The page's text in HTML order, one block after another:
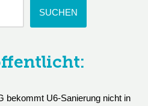
SUCHEN
bekommt U6-Sanierung nicht in